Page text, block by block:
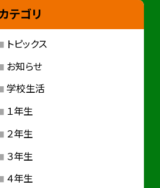
テゴリ
トピックス
お知らせ
学校生活
１年生
２年生
３年生
４年生